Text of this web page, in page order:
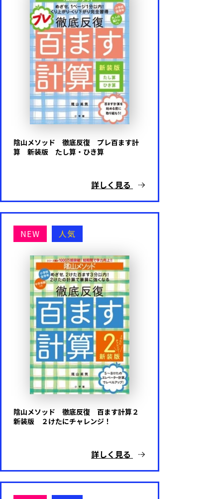
陰山メソッド 徹底反復 プレ百ます計
算 新装版 たし算・ひき算
詳しく見る
NEW 人気
陰山メソッド 徹底反復 百ます計算２
新装版 ２けたにチャレンジ！
詳しく見る